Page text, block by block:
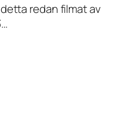
redan filmat av